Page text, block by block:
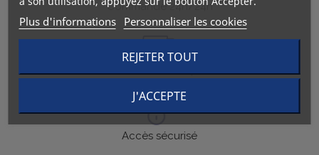
Commande 24h/24h
Livraison en 24h
Accès sécurisé
Plus d'informations Personnaliser les cookies
REJETER TOUT
J'ACCEPTE